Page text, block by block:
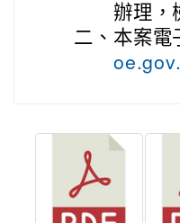
辦理，
二、 本案電